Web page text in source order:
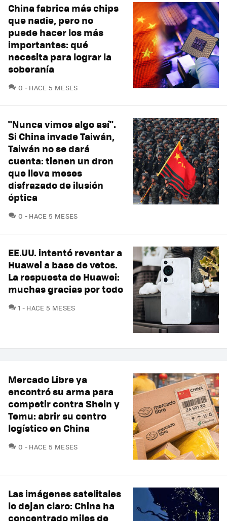
China fabrica más chips
que nadie, pero no
puede hacer los más
importantes: qué
necesita para lograr la
soberanía
0 COMENTARIOS
HACE 5 MESES
"Nunca vimos algo así".
Si China invade Taiwán,
Taiwán no se dará
cuenta: tienen un dron
que lleva meses
disfrazado de ilusión
óptica
0 COMENTARIOS
HACE 5 MESES
EE.UU. intentó reventar a
Huawei a base de vetos.
La respuesta de Huawei:
muchas gracias por todo
1 COMENTARIOS
HACE 5 MESES
Mercado Libre ya
encontró su arma para
competir contra Shein y
Temu: abrir su centro
logístico en China
0 COMENTARIOS
HACE 5 MESES
Las imágenes satelitales
lo dejan claro: China ha
concentrado miles de